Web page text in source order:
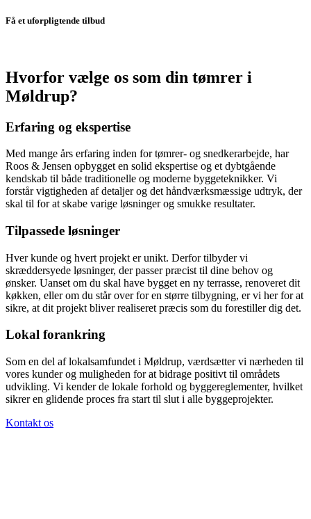
Få et uforpligtende tilbud
Hvorfor vælge os som din tømrer i
Møldrup?
Erfaring og ekspertise
Med mange års erfaring inden for tømrer- og snedkerarbejde, har
Roos & Jensen opbygget en solid ekspertise og et dybtgående
kendskab til både traditionelle og moderne byggeteknikker. Vi
forstår vigtigheden af detaljer og det håndværksmæssige udtryk, der
skal til for at skabe varige løsninger og smukke resultater.
Tilpassede løsninger
Hver kunde og hvert projekt er unikt. Derfor tilbyder vi
skræddersyede løsninger, der passer præcist til dine behov og
ønsker. Uanset om du skal have bygget en ny terrasse, renoveret dit
køkken, eller om du står over for en større tilbygning, er vi her for at
sikre, at dit projekt bliver realiseret præcis som du forestiller dig det.
Lokal forankring
Som en del af lokalsamfundet i Møldrup, værdsætter vi nærheden til
vores kunder og muligheden for at bidrage positivt til områdets
udvikling. Vi kender de lokale forhold og byggereglementer, hvilket
sikrer en glidende proces fra start til slut i alle byggeprojekter.
Kontakt os